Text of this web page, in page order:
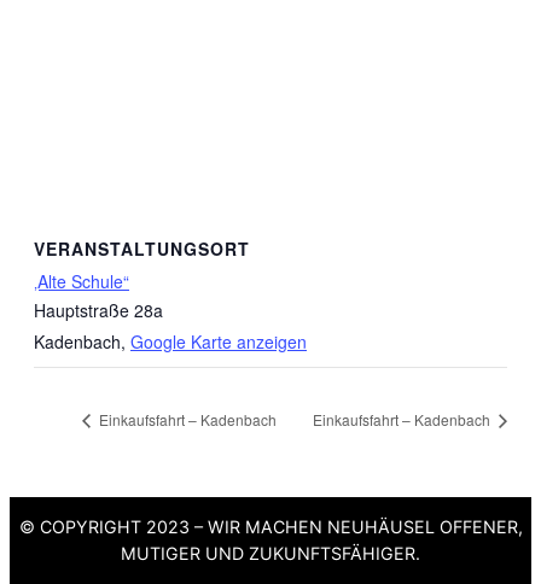
VERANSTALTUNGSORT
‚Alte Schule“
Hauptstraße 28a
Kadenbach, Google Karte anzeigen
Einkaufsfahrt – Kadenbach Einkaufsfahrt – Kadenbach
© COPYRIGHT 2023 – WIR MACHEN NEUHÄUSEL OFFENER,
MUTIGER UND ZUKUNFTSFÄHIGER.